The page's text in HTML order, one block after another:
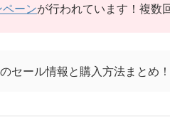
ーンが行われています！複数
セール情報と購入方法まとめ！